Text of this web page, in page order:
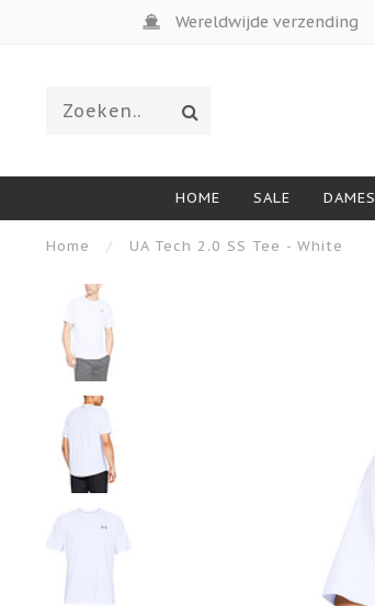
Wereldwijde verzending
HOME SALE DAMES
Home / UA Tech 2.0 SS Tee - White